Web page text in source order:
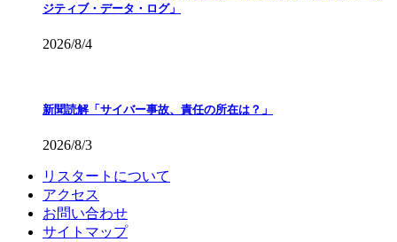
ジティブ・データ・ログ」
2026/8/4
新聞読解「サイバー事故、責任の所在は？」
2026/8/3
リスタートについて
アクセス
お問い合わせ
サイトマップ